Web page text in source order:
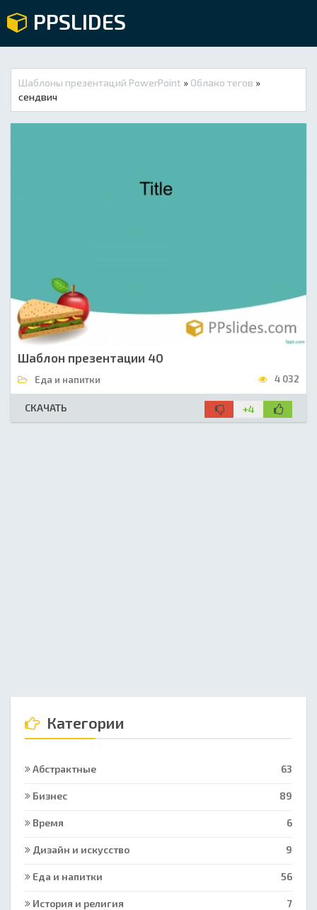
PPSLIDES
Шаблоны презентаций PowerPoint » Облако тегов »
сендвич
Шаблон презентации 40
Еда и напитки 4 032
СКАЧАТЬ +4
Категории
Абстрактные 63
Бизнес 89
Время 6
Дизайн и искусство 9
Еда и напитки 56
История и религия 7